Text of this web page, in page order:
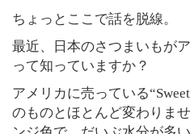
ちょっとここで話を脱線。
最近、日本のさつまいもが
って知っていますか？
アメリカに売っている
のものとほとんど変わりま